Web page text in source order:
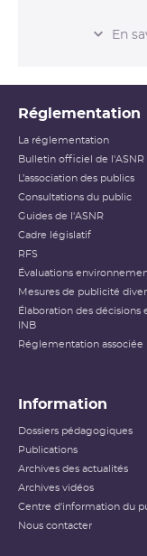
Niveau 2
Niveau 3
Niveau 5
Niveau 7
L’échelle INES
au public
sûreté ou de la
applicable aux
événements
réelles, sur la
Elle ne
habituellement
En
Réglementation
La réglementation
Bulletin officiel de l'ASNR
L’association des publics
Consultations du public
Guides de l'ASNR
Cadre législatif
RFS
Évaluations
Mesures de publicité
Élaboration des décisions
INB
Réglementation associée
Information
Dossiers pédagogiques
Publications
Archives des actualités
Archives vidéos
Centre d'information du
Nous contacter